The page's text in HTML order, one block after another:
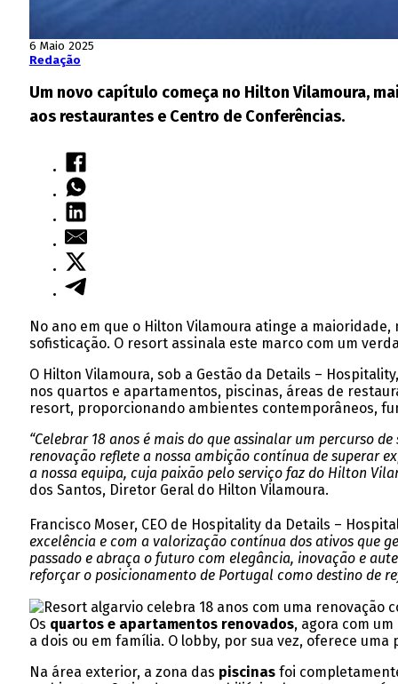
6 Maio 2025
Redação
Um novo capítulo começa no Hilton Vilamoura,
aos restaurantes e Centro de Conferências.
No ano em que o Hilton Vilamoura atinge a
sofisticação. O resort assinala este marco com um
O Hilton Vilamoura, sob a Gestão da Details –
nos quartos e apartamentos, piscinas, áreas de
resort, proporcionando ambientes contemporâneos,
“Celebrar 18 anos é mais do que assinalar um percurso
renovação reflete a nossa ambição contínua de superar
a nossa equipa, cuja paixão pelo serviço faz do Hilton
dos Santos, Diretor Geral do Hilton Vilamoura.
Francisco Moser, CEO de Hospitality da Details –
excelência e com a valorização contínua dos ativos que
passado e abraça o futuro com elegância, inovação e
reforçar o posicionamento de Portugal como destino de
Os quartos e apartamentos renovados, agora com um
a dois ou em família. O lobby, por sua vez, oferece
Na área exterior, a zona das piscinasfoi